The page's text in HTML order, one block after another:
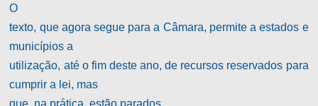
O
texto, que agora segue para a Câmara, permite a estados e
municípios a
utilização, até o fim deste ano, de recursos reservados para
cumprir a lei, mas